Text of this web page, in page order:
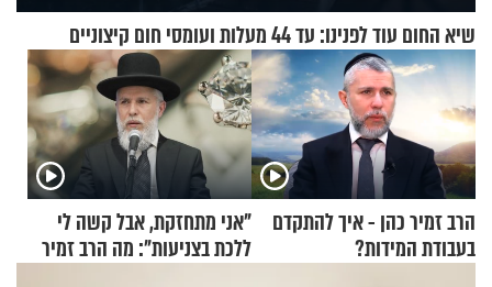
שיא החום עוד לפנינו: עד 44 מעלות ועומסי חום קיצוניים
הרב זמיר כהן - איך להתקדם
בעבודת המידות?
"אני מתחזקת, אבל קשה לי
ללכת בצניעות": מה הרב זמיר